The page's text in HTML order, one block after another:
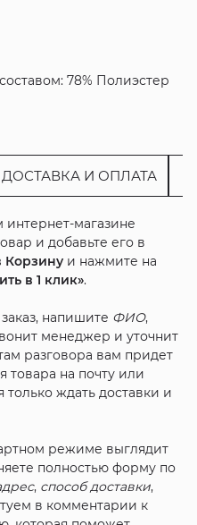
78% Полиэстер
ДОСТАВКА И ОПЛАТА
магазине
и добавьте его в
Корзинуи нажмите на
в 1 клик».
напишите ФИО,
менеджер и уточнит
разговора вам придет
на почту или
только ждать доставки и
режиме выглядит
полностью форму по
, способ доставки,
в комментарии к